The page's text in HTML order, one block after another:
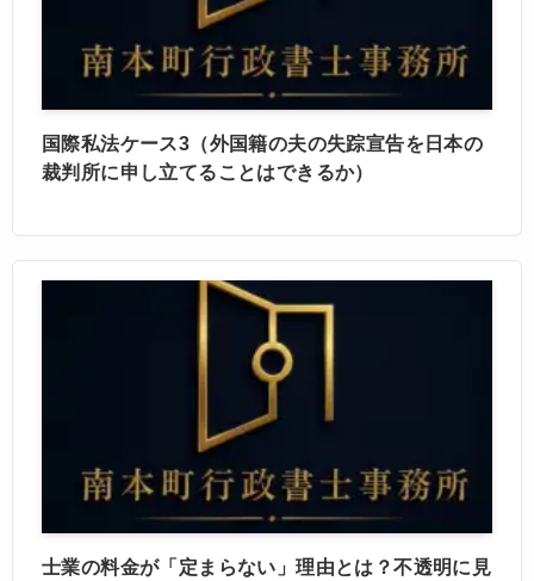
国際私法ケース3（外国籍の夫の失踪宣告を日本の
裁判所に申し立てることはできるか）
士業の料金が「定まらない」理由とは？不透明に見